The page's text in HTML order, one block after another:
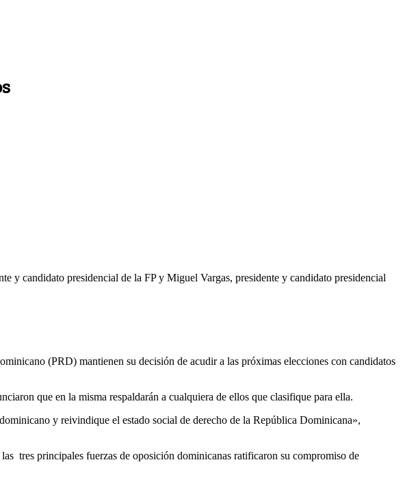
y candidato presidencial de la FP y Miguel Vargas, presidente y candidato presidencial
(PRD) mantienen su decisión de acudir a las próximas elecciones con candidatos
que en la misma respaldarán a cualquiera de ellos que clasifique para ella.
y reivindique el estado social de derecho de la República Dominicana»,
tres principales fuerzas de oposición dominicanas ratificaron su compromiso de